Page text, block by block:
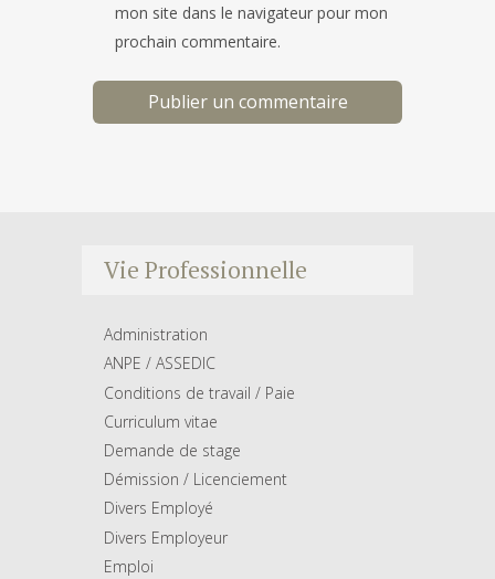
mon site dans le navigateur pour mon
prochain commentaire.
Vie Professionnelle
Administration
ANPE / ASSEDIC
Conditions de travail / Paie
Curriculum vitae
Demande de stage
Démission / Licenciement
Divers Employé
Divers Employeur
Emploi